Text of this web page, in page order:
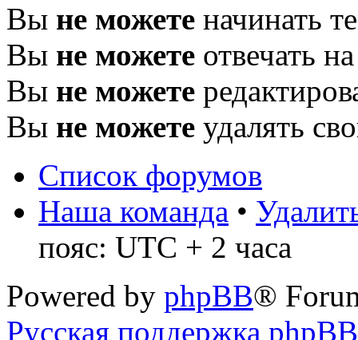
Вы не можете начинать
Вы не можете отвечать
Вы не можете
Вы не можете удалять
Список форумов
Наша команда •
пояс: UTC + 2 часа
Powered by phpBB®
Русская поддержка phpBB